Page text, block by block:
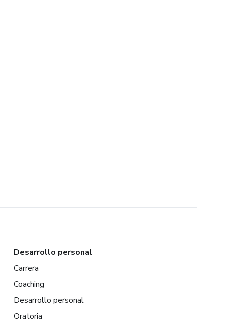
Desarrollo personal
Carrera
Coaching
Desarrollo personal
Oratoria